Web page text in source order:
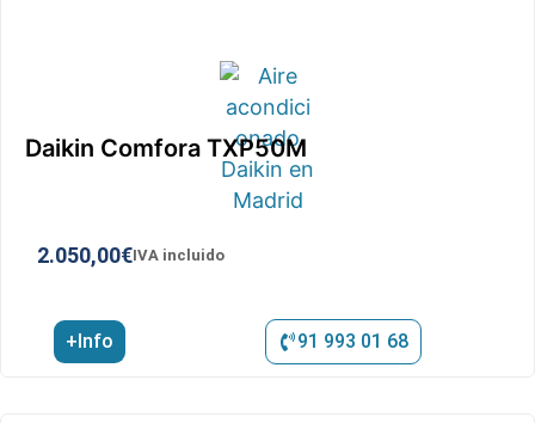
Daikin Comfora TXP50M
2.050,00€IVA incluido
+Info 91 993 01 68